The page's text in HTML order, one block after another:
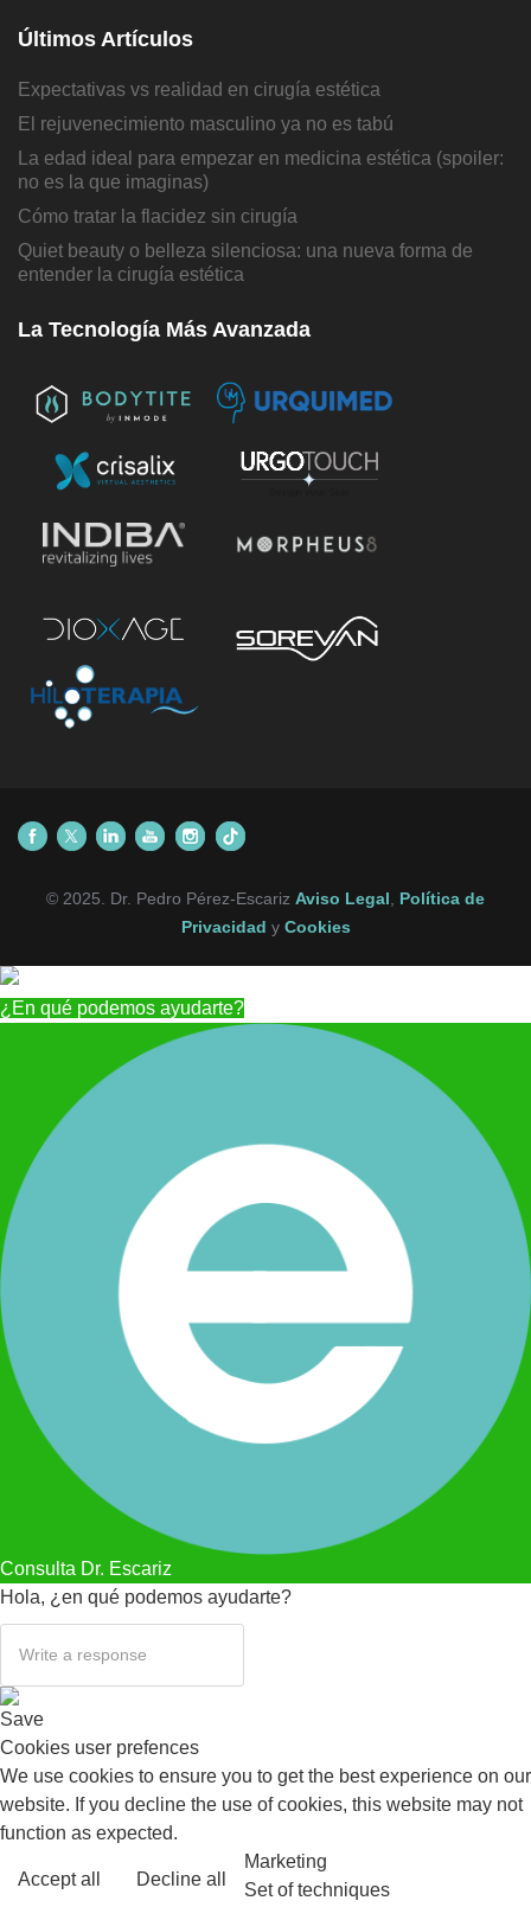
Últimos Artículos
Expectativas vs realidad en cirugía estética
El rejuvenecimiento masculino ya no es tabú
La edad ideal para empezar en medicina estética (spoiler:
no es la que imaginas)
Cómo tratar la flacidez sin cirugía
Quiet beauty o belleza silenciosa: una nueva forma de
entender la cirugía estética
La Tecnología Más Avanzada
© 2025. Dr. Pedro Pérez-Escariz Aviso Legal
Política de
Privacidad y Cookies
¿En qué podemos ayudarte?
Consulta Dr. Escariz
Hola, ¿en qué podemos ayudarte?
Save
Cookies user prefences
We use cookies to ensure you to get the best experience on our
website. If you decline the use of cookies, this website may not
function as expected.
Accept all Decline all
Marketing
Set of techniques